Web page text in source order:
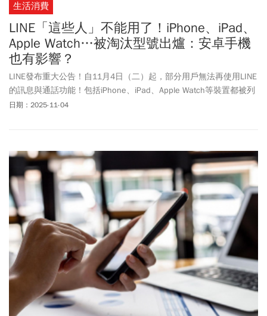
生活消費
LINE「這些人」不能用了！iPhone、iPad、
Apple Watch…被淘汰型號出爐：安卓手機
也有影響？
LINE發布重大公告！自11月4日（二）起，部分用戶無法再使用LINE
的訊息與通話功能！包括iPhone、iPad、Apple Watch等裝置都被列
入「淘汰名單」內。至於LINE不再支援哪些用戶或裝置，Android安
日期：2025-11-04